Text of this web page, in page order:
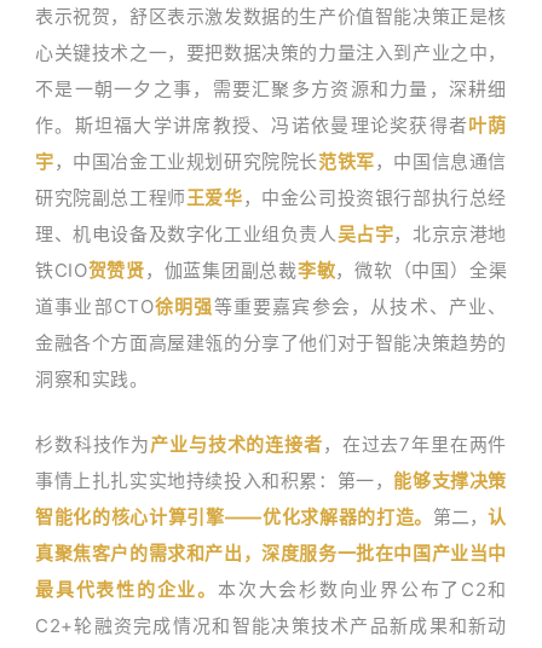
表示祝贺，舒区表示激发数据的生产价值智能决策正是核
心关键技术之一，要把数据决策的力量注入到产业之中，
不是一朝一夕之事，需要汇聚多方资源和力量，深耕细
作。斯坦福大学讲席教授、冯诺依曼理论奖获得者叶荫
宇，中国冶金工业规划研究院院长范铁军，中国信息通信
研究院副总工程师王爱华，中金公司投资银行部执行总经
理、机电设备及数字化工业组负责人吴占宇，北京京港地
铁CIO贺赞贤，伽蓝集团副总裁李敏，微软（中国）全渠
道事业部CTO徐明强等重要嘉宾参会，从技术、产业、
金融各个方面高屋建瓴的分享了他们对于智能决策趋势的
洞察和实践。
杉数科技作为产业与技术的连接者，在过去7年里在两件
事情上扎扎实实地持续投入和积累：第一， 能够支撑决策
智能化的核心计算引擎——优化求解器的打造。 第二，认
真聚焦客户的需求和产出，深度服务一批在中国产业当中
最具代表性的企业。 本次大会杉数向业界公布了C2和
C2+轮融资完成情况和智能决策技术产品新成果和新动